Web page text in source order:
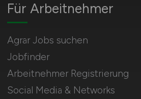
Für Arbeitnehmer
Agrar Jobs suchen
Jobfinder
Arbeitnehmer Registrierung
Social Media & Networks